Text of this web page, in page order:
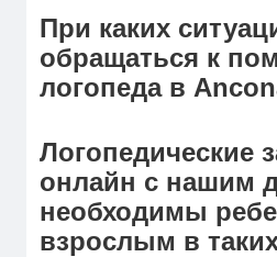
При каких
обращаться к
логопеда в
Логопедические
онлайн с нашим
необходимы
взрослым в